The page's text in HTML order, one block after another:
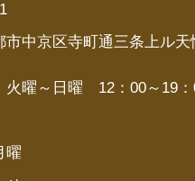
市中京区寺町通三条上ル天
火曜～日曜 12：00～19：
曜